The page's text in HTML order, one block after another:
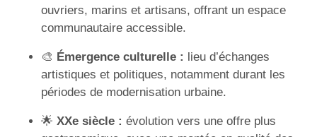
ouvriers, marins et artisans, offrant un espace
communautaire accessible.
🎨 Émergence culturelle : lieu d’échanges
artistiques et politiques, notamment durant les
périodes de modernisation urbaine.
🌟 XXe siècle : évolution vers une offre plus